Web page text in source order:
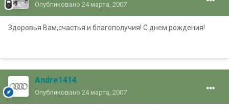
Опубликовано 24 марта, 2007
Здоровья Вам,счастья и благополучия! С днем рождения!
Andre1414
Опубликовано 24 марта, 2007